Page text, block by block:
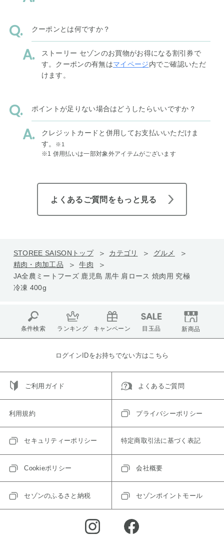
クーポンとは何ですか？
ストーリー セゾンのお買物がお得になる割引券で
す。クーポンの有無はマイページ内でご確認いただ
けます。
ポイントが足りない場合はどうしたらいいですか？
クレジットカードと併用してお支払いいただけま
す。
※1
※1 併用払いは一部対象外アイテムがございます
よくあるご質問をもっと見る
STOREE SAISONトップ カテゴリ
グルメ
精肉・肉加工品
牛肉
JA全農ミートフーズ 鹿児島 黒牛 肩ロース 焼肉用 究極
冷凍 400g
条件検索 ランキング キャンペーン 目玉品 新商品
ログインIDをお持ちでない方はこちら
ご利用ガイド よくあるご質問
利用規約 プライバシーポリシー
セキュリティーポリシー 特定商取引法に基づく表記
Cookieポリシー 会社概要
セゾンのふるさと納税 セゾンポイントモール